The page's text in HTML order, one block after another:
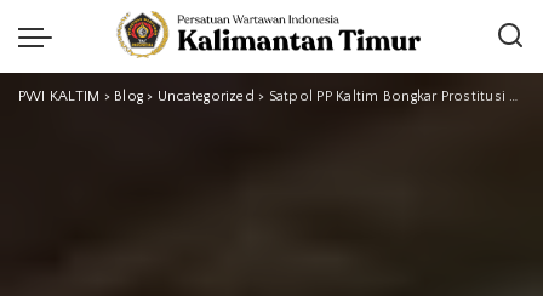
PWI KALTIM > Blog > Uncategorized > Satpol PP Kaltim Bongkar Prostitusi Berkedok Kafe di Samarinda, Temukan PSK di Bawah Umur